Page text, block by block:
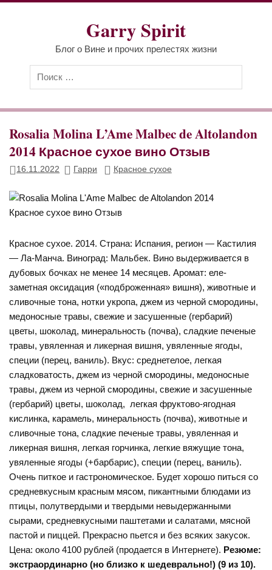
Перейти
Garry Spirit
Блог о Вине и прочих прелестях жизни
Rosalia Molina L’Ame Malbec de Altolandon
2014 Красное сухое вино Отзыв
16.11.2022 Гарри Красное сухое
Красное сухое. 2014. Страна: Испания, регион — Кастилия
— Ла-Манча. Виноград: Мальбек. Вино выдерживается в
дубовых бочках не менее 14 месяцев. Аромат: еле-
заметная оксидация («подброженная» вишня), животные и
сливочные тона, нотки укропа, джем из черной смородины,
медоносные травы, свежие и засушенные (гербарий)
цветы, шоколад, минеральность (почва), сладкие печеные
травы, увяленная и ликерная вишня, увяленные ягоды,
специи (перец, ваниль). Вкус: среднетелое, легкая
сладковатость, джем из черной смородины, медоносные
травы, джем из черной смородины, свежие и засушенные
(гербарий) цветы, шоколад, легкая фруктово-ягодная
кислинка, карамель, минеральность (почва), животные и
сливочные тона, сладкие печеные травы, увяленная и
ликерная вишня, легкая горчинка, легкие вяжущие тона,
увяленные ягоды (+барбарис), специи (перец, ваниль).
Очень питкое и гастрономическое. Будет хорошо питься со
средневкусным красным мясом, пикантными блюдами из
птицы, полутвердыми и твердыми невыдержанными
сырами, средневкусными паштетами и салатами, мясной
пастой и пиццей. Прекрасно пьется и без всяких закусок.
Цена: около 4100 рублей (продается в Интернете). Резюме:
экстраординарно (но близко к шедеврально!) (9 из 10).